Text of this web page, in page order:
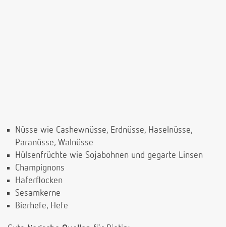
Nüsse wie Cashewnüsse, Erdnüsse, Haselnüsse,
Paranüsse, Walnüsse
Hülsenfrüchte wie Sojabohnen und gegarte Linsen
Champignons
Haferflocken
Sesamkerne
Bierhefe, Hefe